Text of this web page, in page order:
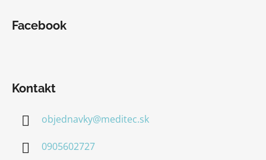
Facebook
Kontakt
objednavky@meditec.sk
0905602727